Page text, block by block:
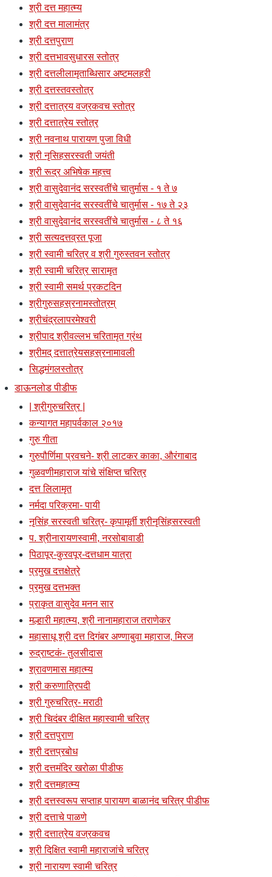
श्री दत्त महात्म्य
श्री दत्त मालामंत्र
श्री दत्तपुराण
श्री दत्तभावसुधारस स्तोत्र
श्री दत्तलीलामृताब्धिसार अष्टमलहरी
श्री दत्तस्तवस्तोत्र
श्री दत्तात्रय वज्रकवच स्तोत्र
श्री दत्तात्रेय स्तोत्र
श्री नवनाथ पारायण पुजा विधी
श्री नृसिहसरस्वती जयंती
श्री रूद्र अभिषेक महत्त्व
श्री वासुदेवानंद सरस्वतींचे चातुर्मास - १ ते ७
श्री वासुदेवानंद सरस्वतींचे चातुर्मास - १७ ते २३
श्री वासुदेवानंद सरस्वतींचे चातुर्मास - ८ ते १६
श्री सत्यदत्तव्रत पूजा
श्री स्वामी चरित्र व श्री गुरुस्तवन स्तोत्र
श्री स्वामी चरित्र सारामृत
श्री स्वामी समर्थ प्रकटदिन
श्रीगुरुसहस्रनामस्तोत्रम्
श्रीचंद्रलापरमेश्वरी
श्रीपाद श्रीवल्लभ चरितामृत ग्रंथ
श्रीमद् दत्तात्रेयसहस्रनामावली
सिद्धमंगलस्तोत्र
डाऊनलोड पीडीफ
| श्रीगुरुचरित्र |
कन्यागत महापर्वकाल २०१७
गुरु गीता
गुरुपौर्णिमा प्रवचने- श्री लाटकर काका, औरंगाबाद
गुळवणीमहाराज यांचे संक्षिप्त चरित्र
दत्त लिलामृत
नर्मदा परिक्रमा- पायी
नृसिंह सरस्वती चरित्र- कृपामूर्ती श्रीनृसिंहसरस्वती
प. श्रीनारायणस्वामी, नरसोबावाडी
पिठापूर-कुरवपूर-दत्तधाम यात्रा
प्रमुख दत्तक्षेत्रे
प्रमुख दत्तभक्त
प्राकृत वासुदेव मनन सार
मल्हारी महात्म्य, श्री नानामहाराज तराणेकर
महासाधू श्री दत्त दिगंबर अण्णाबुवा महाराज, मिरज
रुद्राष्टकं- तुलसीदास
श्रावणमास महात्म्य
श्री करुणात्रिपदी
श्री गुरुचरित्र- मराठी
श्री चिदंबर दीक्षित महास्वामी चरित्र
श्री दत्तपुराण
श्री दत्तप्रबोध
श्री दत्तमंदिर खरोळा पीडीफ
श्री दत्तमहात्म्य
श्री दत्तस्वरूप सप्ताह पारायण बाळानंद चरित्र पीडीफ
श्री दत्ताचे पाळणे
श्री दत्तात्रेय वज्रकवच
श्री दिक्षित स्वामी महाराजांचे चरित्र
श्री नारायण स्वामी चरित्र